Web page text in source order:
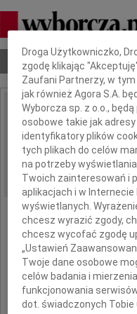
Nekrologi Odeszli
IMIĘ I NAZWISKO:
REGION:
DATA EMISJI:
Dbamy o Twoją
Droga Użytkowniczko,
zgodę klikając
Zaufani Partnerzy, w tym
jak również Agora S.A.
Wyborcza sp. z o.o.,
osobowe takie jak
identyfikatory plików
tych plikach do celów
na potrzeby
Twoich zainteresowań i
aplikacjach i w
wyświetlanych.
chcesz wyrazić zgody,
chcesz wycofać zgodę
„Ustawień
Twoje dane osobowe
celów badania i
funkcjonowania
dot. świadczonych Tobie